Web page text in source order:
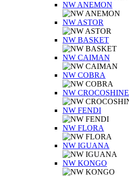
NW ANEMON
NW ASTOR
NW BASKET
NW CAIMAN
NW COBRA
NW CROCOSHINE
NW FENDI
NW FLORA
NW IGUANA
NW KONGO